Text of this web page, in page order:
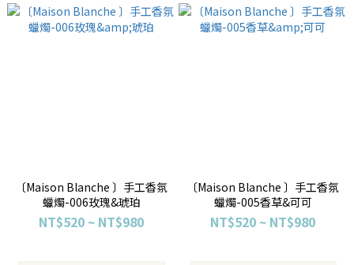
〔Maison Blanche 〕手工香氛
蠟燭-006玫瑰&琥珀
NT$520 ~ NT$980
〔Maison Blanche 〕手工香氛
蠟燭-005香草&可可
NT$520 ~ NT$980